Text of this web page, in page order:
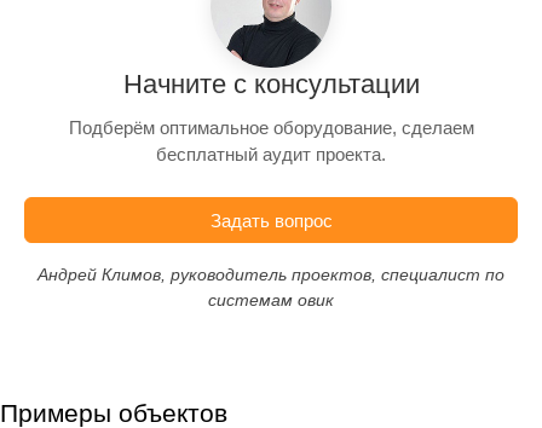
Начните с консультации
Подберём оптимальное оборудование, сделаем
бесплатный аудит проекта.
Задать вопрос
Андрей Климов, руководитель проектов, специалист по
системам овик
Примеры объектов